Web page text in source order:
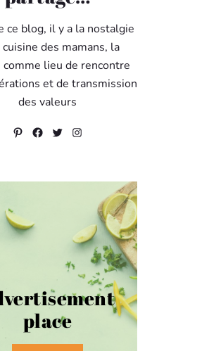
ce blog, il y a la nostalgie
des mamans, la
comme lieu de rencontre
et de transmission
des valeurs
Pinterest
Facebook
TwitterInstagram
place